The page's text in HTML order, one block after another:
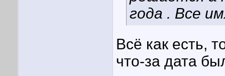
года . Все
Всё как есть,
что-за дата